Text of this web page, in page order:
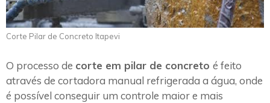
Corte Pilar de Concreto Itapevi
O processo de corte em pilar de concreto é feito
através de cortadora manual refrigerada a água, onde
é possível conseguir um controle maior e mais